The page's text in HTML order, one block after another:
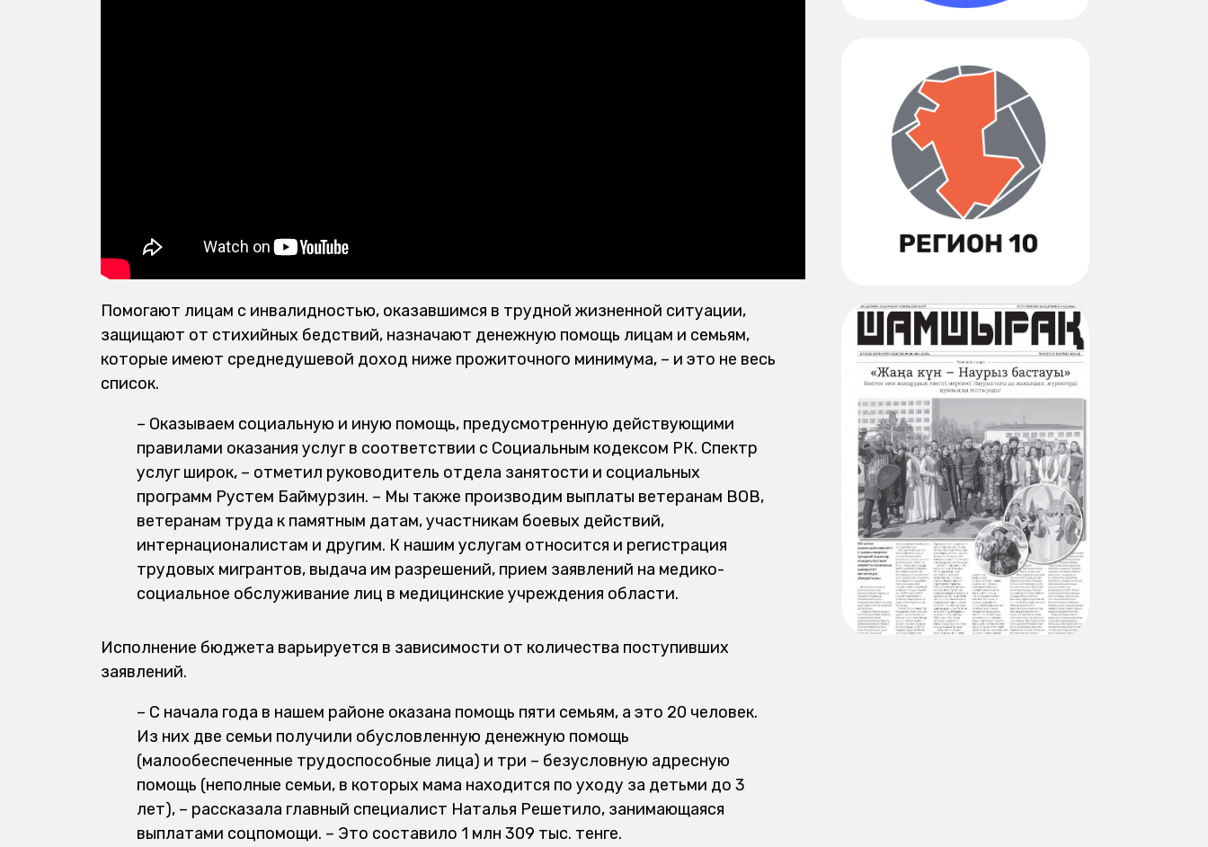
Помогают лицам с инвалидностью, оказавшимся в трудной жизненной ситуации,
защищают от стихийных бедствий, назначают денежную помощь лицам и семьям,
которые имеют среднедушевой доход ниже прожиточного минимума, – и это не весь
список.
– Оказываем социальную и иную помощь, предусмотренную действующими
правилами оказания услуг в соответствии с Социальным кодексом РК. Спектр
услуг широк, – отметил руководитель отдела занятости и социальных
программ Рустем Баймурзин. – Мы также производим выплаты ветеранам ВОВ,
ветеранам труда к памятным датам, участникам боевых действий,
интернационалистам и другим. К нашим услугам относится и регистрация
трудовых мигрантов, выдача им разрешений, прием заявлений на медико-
социальное обслуживание лиц в медицинские учреждения области.
Исполнение бюджета варьируется в зависимости от количества поступивших
заявлений.
– С начала года в нашем районе оказана помощь пяти семьям, а это 20 человек.
Из них две семьи получили обусловленную денежную помощь
(малообеспеченные трудоспособные лица) и три – безусловную адресную
помощь (неполные семьи, в которых мама находится по уходу за детьми до 3
лет), – рассказала главный специалист Наталья Решетило, занимающаяся
выплатами соцпомощи. – Это составило 1 млн 309 тыс. тенге.